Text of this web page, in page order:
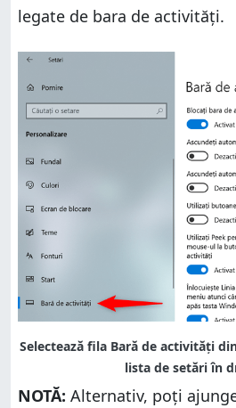
legate de bara de activități.
NOTĂ: Alternativ, poți